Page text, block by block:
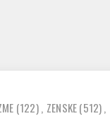
(122), ZENSKE(512),